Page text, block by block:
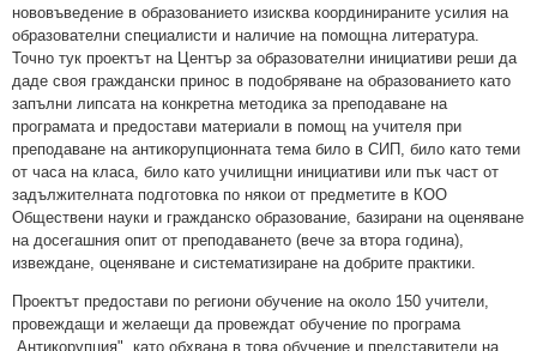
нововъведение в образованието изисква координираните усилия на
образователни специалисти и наличие на помощна литература.
Точно тук проектът на Център за образователни инициативи реши да
даде своя граждански принос в подобряване на образованието като
запълни липсата на конкретна методика за преподаване на
програмата и предостави материали в помощ на учителя при
преподаване на антикорупционната тема било в СИП, било като теми
от часа на класа, било като училищни инициативи или пък част от
задължителната подготовка по някои от предметите в КОО
Обществени науки и гражданско образование, базирани на оценяване
на досегашния опит от преподаването (вече за втора година),
извеждане, оценяване и систематизиране на добрите практики.
Проектът предостави по региони обучение на около 150 учители,
провеждащи и желаещи да провеждат обучение по програма
„Антикорупция", като обхвана в това обучение и представители на